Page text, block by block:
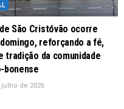
São Cristóvão ocorre
reforçando a fé,
tradição da comunidade
bonense
de 2026